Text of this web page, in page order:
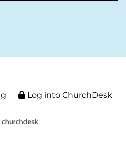
Log into ChurchDesk